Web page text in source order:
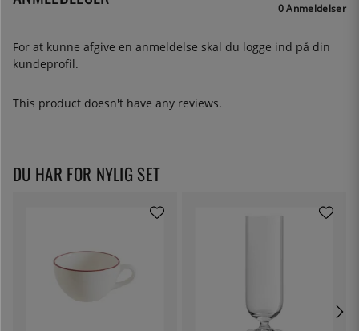
0 Anmeldelser
For at kunne afgive en anmeldelse skal du logge ind på din
kundeprofil.
This product doesn't have any reviews.
DU HAR FOR NYLIG SET